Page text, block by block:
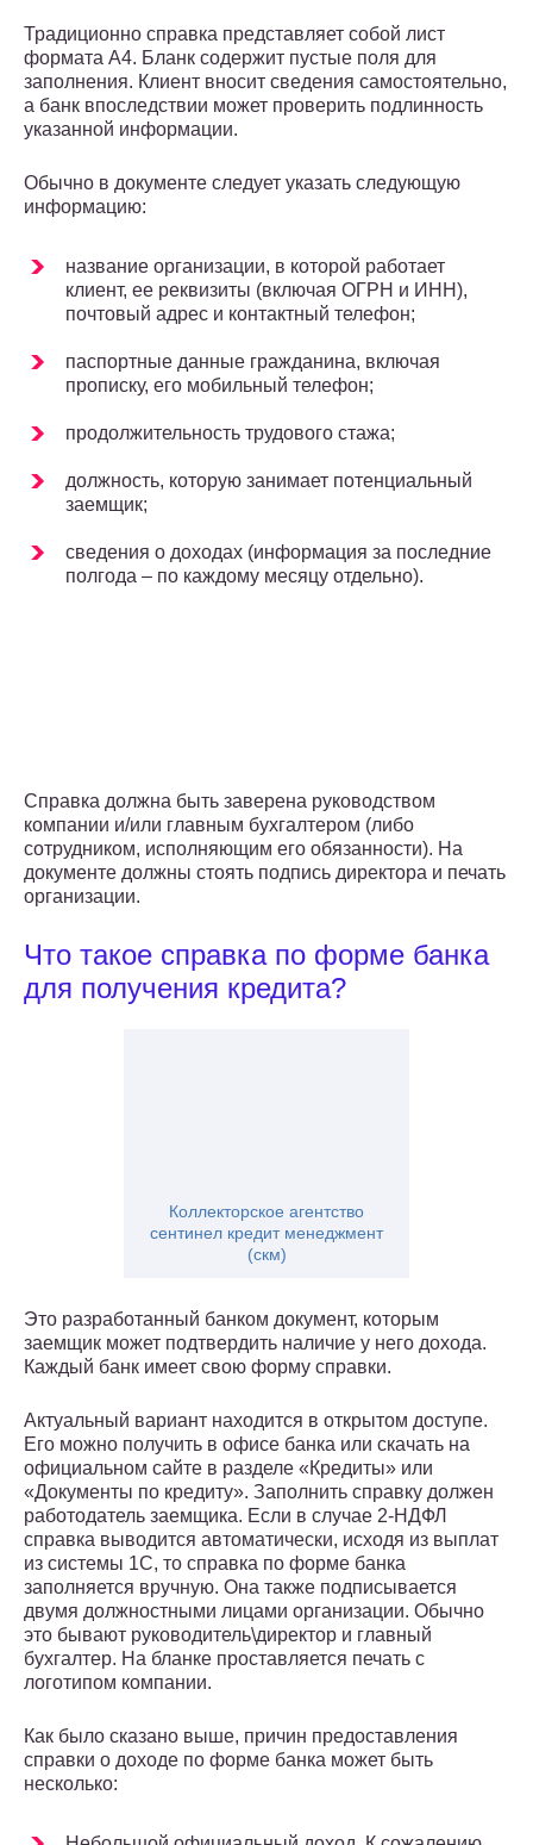
Традиционно справка представляет собой лист
формата А4. Бланк содержит пустые поля для
заполнения. Клиент вносит сведения самостоятельно,
а банк впоследствии может проверить подлинность
указанной информации.
Обычно в документе следует указать следующую
информацию:
название организации, в которой работает
клиент, ее реквизиты (включая ОГРН и ИНН),
почтовый адрес и контактный телефон;
паспортные данные гражданина, включая
прописку, его мобильный телефон;
продолжительность трудового стажа;
должность, которую занимает потенциальный
заемщик;
сведения о доходах (информация за последние
полгода – по каждому месяцу отдельно).
Справка должна быть заверена руководством
компании и/или главным бухгалтером (либо
сотрудником, исполняющим его обязанности). На
документе должны стоять подпись директора и печать
организации.
Что такое справка по форме банка
для получения кредита?
Коллекторское агентство
сентинел кредит менеджмент
(скм)
Это разработанный банком документ, которым
заемщик может подтвердить наличие у него дохода.
Каждый банк имеет свою форму справки.
Актуальный вариант находится в открытом доступе.
Его можно получить в офисе банка или скачать на
официальном сайте в разделе «Кредиты» или
«Документы по кредиту». Заполнить справку должен
работодатель заемщика. Если в случае 2-НДФЛ
справка выводится автоматически, исходя из выплат
из системы 1С, то справка по форме банка
заполняется вручную. Она также подписывается
двумя должностными лицами организации. Обычно
это бывают руководитель\директор и главный
бухгалтер. На бланке проставляется печать с
логотипом компании.
Как было сказано выше, причин предоставления
справки о доходе по форме банка может быть
несколько: